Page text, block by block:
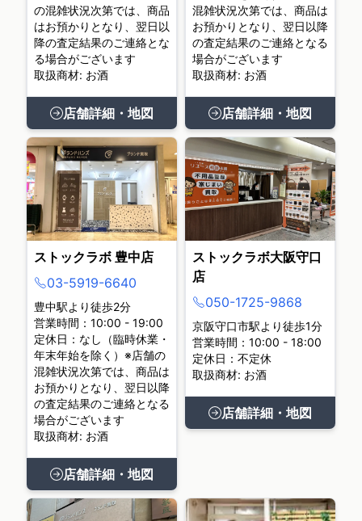
の混雑状況次第では、商品
はお預かりとなり、翌日以
降の査定結果のご連絡とな
る場合がございます
取扱商材: お酒
店舗詳細・地図
混雑状況次第では、商品は
お預かりとなり、翌日以降
の査定結果のご連絡となる
場合がございます
取扱商材: お酒
店舗詳細・地図
ストックラボ 豊中店
03-5919-6640
豊中駅より徒歩2分
営業時間：10:00 - 19:00
定休日：なし（臨時休業・
年末年始を除く）※店舗の
混雑状況次第では、商品は
お預かりとなり、翌日以降
の査定結果のご連絡となる
場合がございます
取扱商材: お酒
店舗詳細・地図
ストックラボ大阪守口
店
050-1725-9868
京阪守口市駅より徒歩1分
営業時間：10:00 - 18:00
定休日：不定休
取扱商材: お酒
店舗詳細・地図